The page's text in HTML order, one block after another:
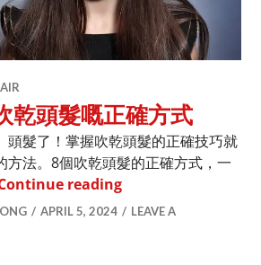
乾頭髮嘅正確方式
頭髮了！掌握吹乾頭髮的正確技巧就
方法。8個吹乾頭髮的正確方式，一
reading唔傷髮質！吹乾頭髮
APRIL 5, 2024
LEAVE A